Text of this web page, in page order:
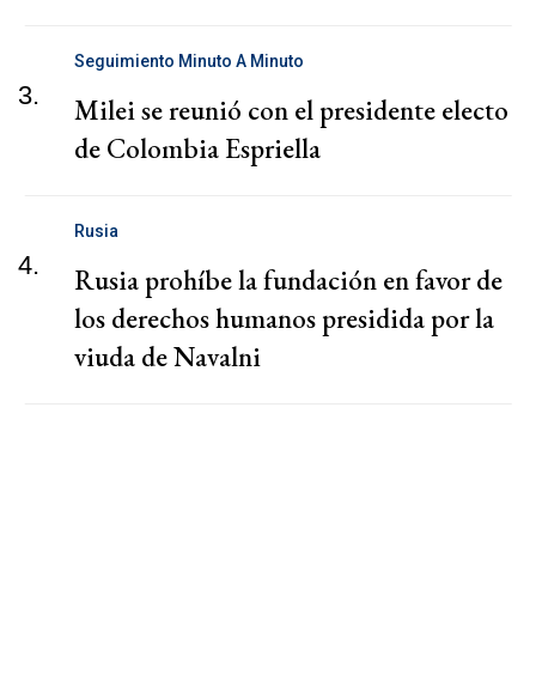
3.
Seguimiento Minuto A Minuto
Milei se reunió con el presidente electo
de Colombia Espriella
4.
Rusia
Rusia prohíbe la fundación en favor de
los derechos humanos presidida por la
viuda de Navalni